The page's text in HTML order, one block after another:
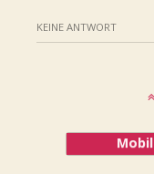
KEINE ANTWORT
Mobil